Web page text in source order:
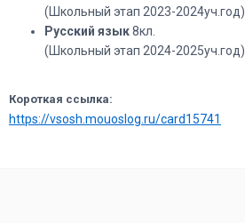
(Школьный этап 2023-2024уч.год)
Русский язык8кл.
(Школьный этап 2024-2025уч.год)
Короткая ссылка:
https://vsosh.mouoslog.ru/card15741